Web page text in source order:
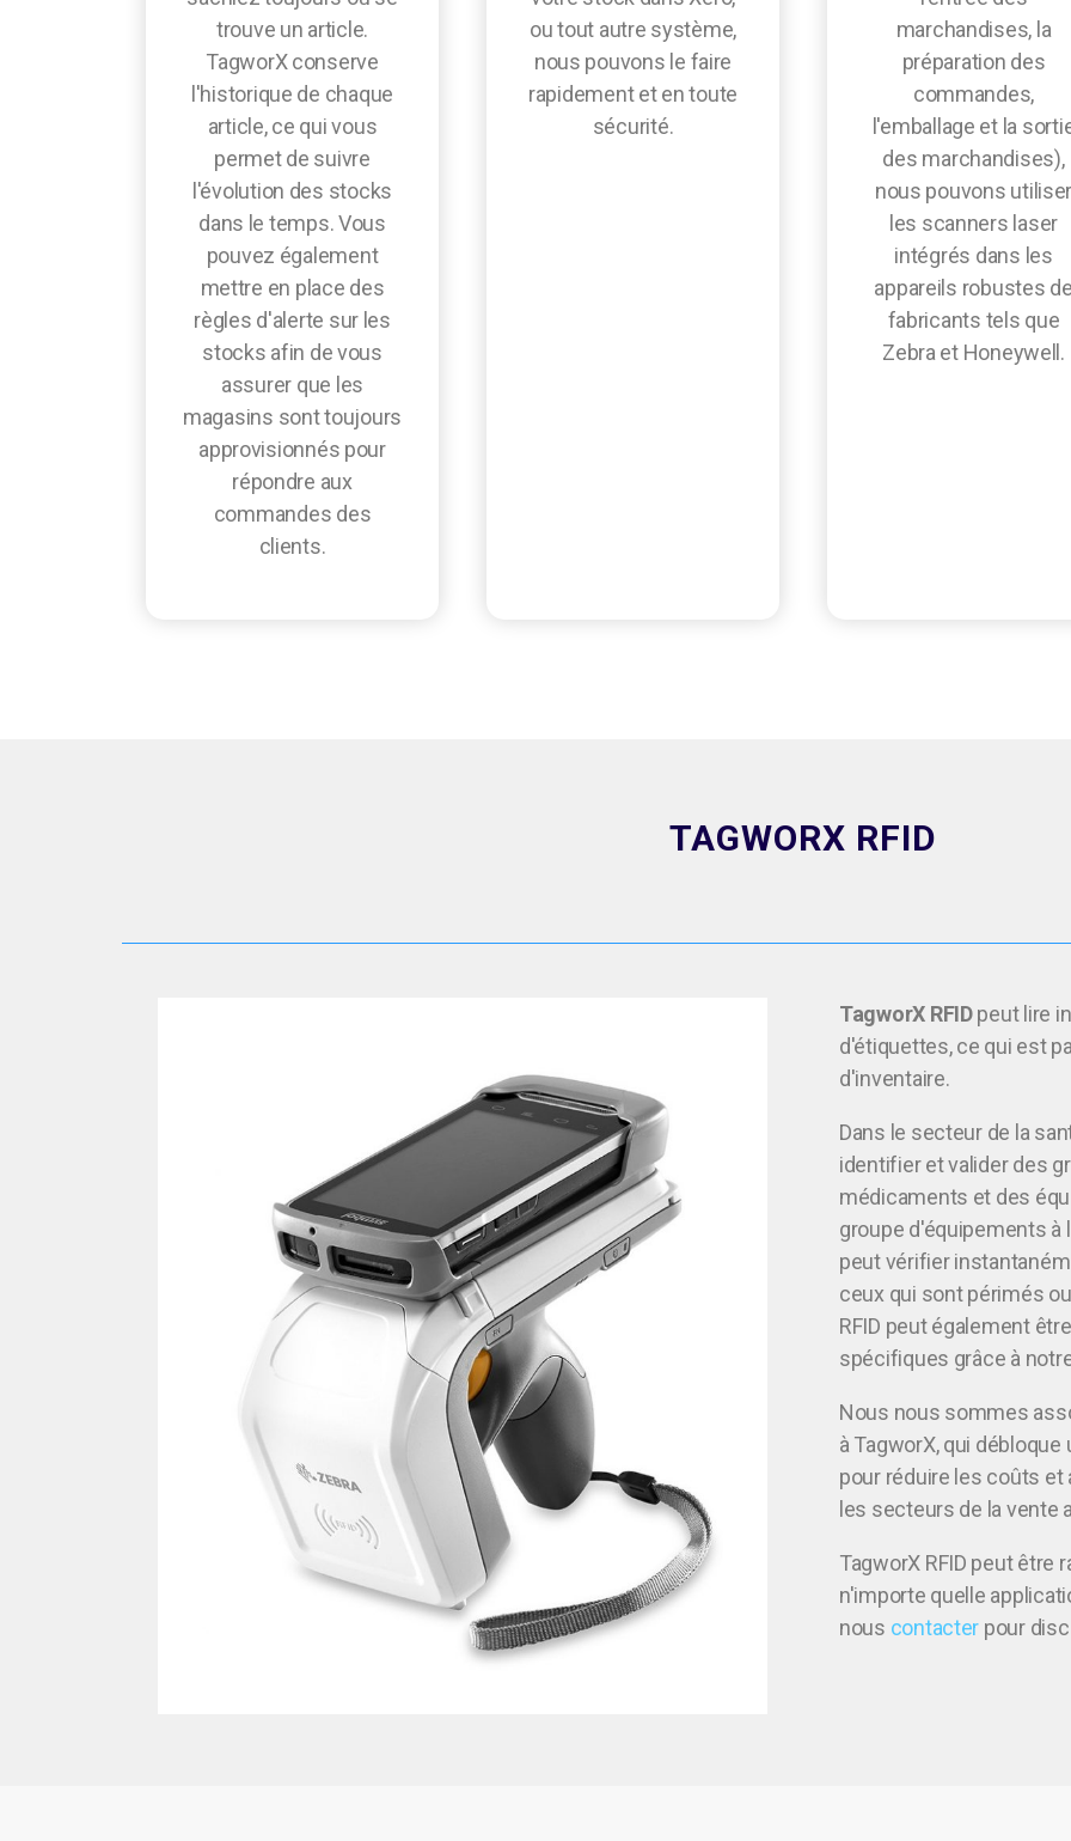
trouve un article.
TagworX conserve
l'historique de chaque
article, ce qui vous
permet de suivre
l'évolution des stocks
dans le temps. Vous
pouvez également
mettre en place des
règles d'alerte sur les
stocks afin de vous
assurer que les
magasins sont toujours
approvisionnés pour
répondre aux
commandes des
clients.
ou tout autre système,
nous pouvons le faire
rapidement et en toute
sécurité.
marchandises, la
préparation des
commandes,
l'emballage et la
des marchandises),
nous pouvons
les scanners laser
intégrés dans les
appareils robustes
fabricants tels que
Zebra et Honeywell.
TAGWORX RFID
TagworX RFIDpeut lire
d'étiquettes, ce qui est
d'inventaire.
Dans le secteur de la
identifier et valider des
médicaments et des
groupe d'équipements à
peut vérifier
ceux qui sont périmés
RFID peut également
spécifiques grâce à
Nous nous sommes
à TagworX, qui
pour réduire les coûts
les secteurs de la vente
TagworX RFID peut être
n'importe quelle
nous contacter pour